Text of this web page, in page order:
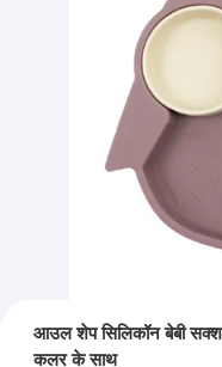
आउल शेप सिलिकॉन बेबी
कलर के साथ